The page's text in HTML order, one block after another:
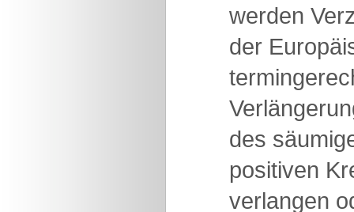
werden
der
des
positiven
verlangen